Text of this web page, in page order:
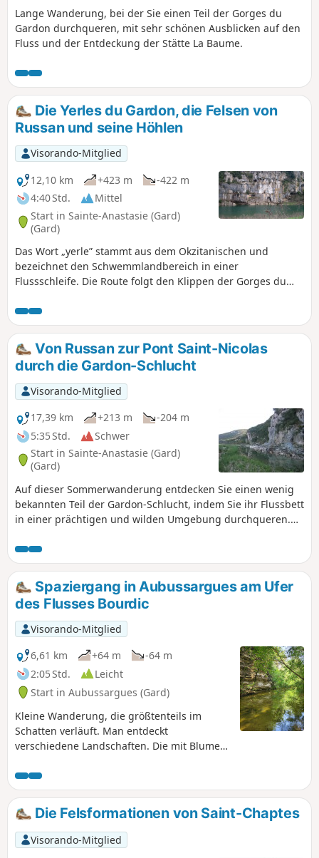
Lange Wanderung, bei der Sie einen Teil der Gorges du
Gardon durchqueren, mit sehr schönen Ausblicken auf den
Fluss und der Entdeckung der Stätte La Baume.
Die Yerles du Gardon, die Felsen von
Russan und seine Höhlen
Visorando-Mitglied
12,10 km
+423 m
-422 m
4:40 Std.
Mittel
Start in Sainte-Anastasie (Gard)
(Gard)
Das Wort „yerle” stammt aus dem Okzitanischen und
bezeichnet den Schwemmlandbereich in einer
Flussschleife. Die Route folgt den Klippen der Gorges du
den Klippen sind zahlreiche Höhlen zu sehen, darunter die
Grotte de la Trône (derzeit aus Naturschutzgründen
geschlossen), in der 37.000 Jahre alte Malereien zu sehen
sind. Man steigt zweimal zum Gardon hinab und macht
dann einen kleinen Abstecher zur großen Klippe von
Russan.
Von Russan zur Pont Saint-Nicolas
durch die Gardon-Schlucht
Visorando-Mitglied
17,39 km
+213 m
-204 m
5:35 Std.
Schwer
Start in Sainte-Anastasie (Gard)
(Gard)
Auf dieser Sommerwanderung entdecken Sie einen wenig
bekannten Teil der Gardon-Schlucht, indem Sie ihr Flussbett
in einer prächtigen und wilden Umgebung durchqueren.
in die Höhe und bietet Ihnen einen anderen Blick auf die
Strecke, die Sie gerade unten zurückgelegt haben. Hinweis:
Informationen zum Wasserstand finden Sie in der Rubrik
„Praktische Informationen”.
Spaziergang in Aubussargues am Ufer
des Flusses Bourdic
Visorando-Mitglied
6,61 km
+64 m
-64 m
2:05 Std.
Leicht
Start in Aubussargues (Gard)
Kleine Wanderung, die größtenteils im
Schatten verläuft. Man entdeckt
verschiedene Landschaften. Die mit Blumen
Baumarten, die Kühle durch die Nähe zum
Fluss. Ideal für Gruppen oder Familien.
Vorsicht zwischen den Punkten (7) und (8),
wo man auf der asphaltierten Straße geht.
Die Felsformationen von Saint-Chaptes
Visorando-Mitglied